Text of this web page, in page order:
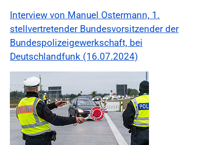
Interview von Manuel Ostermann, 1.
stellvertretender Bundesvorsitzender der
Bundespolizeigewerkschaft, bei
Deutschlandfunk (16.07.2024)